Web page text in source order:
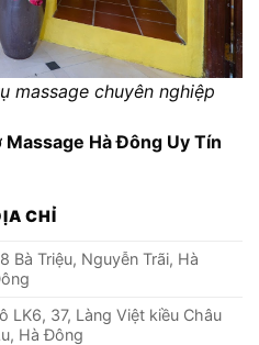
massage chuyên nghiệp
Hà Đông Uy Tín
CHỈ
Bà Triệu, Nguyễn Trãi, Hà
LK6, 37, Làng Việt kiều Châu
Hà Đông